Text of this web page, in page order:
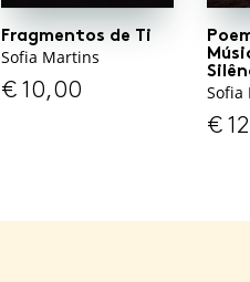
Fragmentos de Ti
Sofia Martins
€10,00
Sofia
€